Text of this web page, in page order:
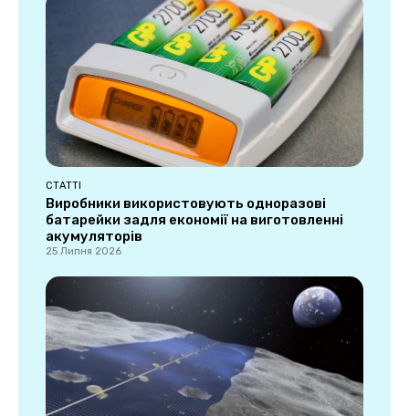
СТАТТІ
Виробники використовують одноразові
батарейки задля економії на виготовленні
акумуляторів
25 Липня 2026